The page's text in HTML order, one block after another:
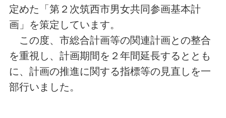
定めた「第２次筑西市男女共同参画基本計
画」を策定しています。
この度、市総合計画等の関連計画との整合
を重視し、計画期間を２年間延長するととも
に、計画の推進に関する指標等の見直しを一
部行いました。